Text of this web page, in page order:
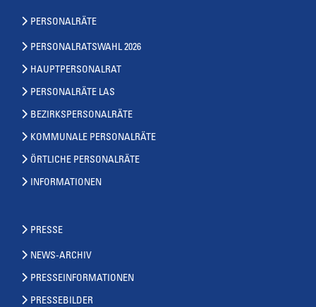
PERSONALRÄTE
PERSONALRATSWAHL 2026
HAUPTPERSONALRAT
PERSONALRÄTE LAS
BEZIRKSPERSONALRÄTE
KOMMUNALE PERSONALRÄTE
ÖRTLICHE PERSONALRÄTE
INFORMATIONEN
PRESSE
NEWS-ARCHIV
PRESSEINFORMATIONEN
PRESSEBILDER